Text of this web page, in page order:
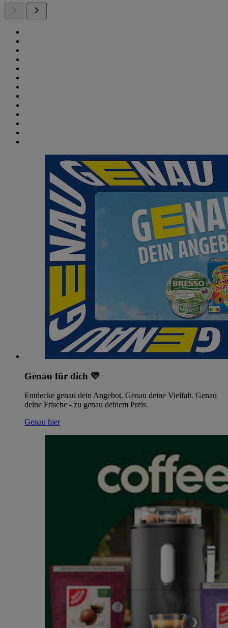
Genau für dich 💛
Entdecke genau dein Angebot. Genau deine Vielfalt. Genau
deine Frische - zu genau deinem Preis.
Genau hier